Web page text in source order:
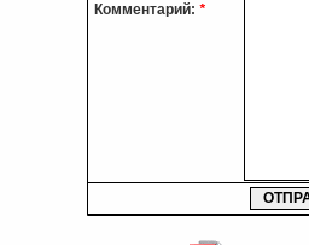
Комментарий: *